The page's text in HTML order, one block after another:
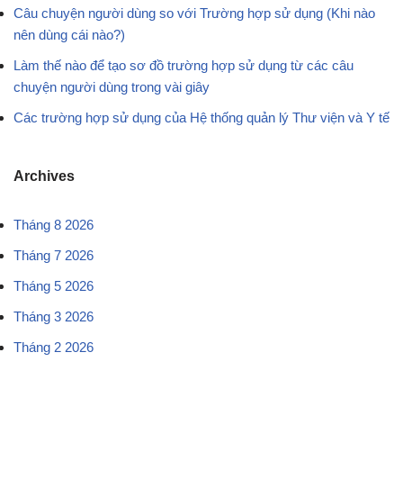
Câu chuyện người dùng so với Trường hợp sử dụng (Khi nào
nên dùng cái nào?)
Làm thế nào để tạo sơ đồ trường hợp sử dụng từ các câu
chuyện người dùng trong vài giây
Các trường hợp sử dụng của Hệ thống quản lý Thư viện và Y tế
Archives
Tháng 8 2026
Tháng 7 2026
Tháng 5 2026
Tháng 3 2026
Tháng 2 2026